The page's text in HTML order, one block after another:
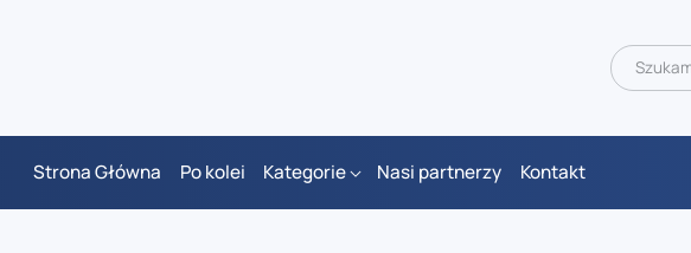
Strona Główna Po kolei Kategorie Nasi partnerzy Kontakt